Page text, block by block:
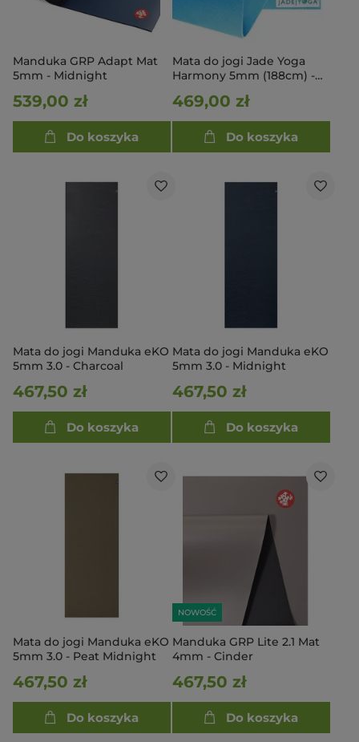
Manduka GRP Adapt Mat
5mm - Midnight
539,00 zł
Do koszyka
Mata do jogi Jade Yoga
Harmony 5mm (188cm) -
469,00 zł
Do koszyka
Mata do jogi Manduka eKO
5mm 3.0 - Charcoal
467,50 zł
Do koszyka
Mata do jogi Manduka eKO
5mm 3.0 - Midnight
467,50 zł
Do koszyka
Mata do jogi Manduka eKO
5mm 3.0 - Peat Midnight
467,50 zł
Do koszyka
NOWOŚĆ
Manduka GRP Lite 2.1 Mat
4mm - Cinder
467,50 zł
Do koszyka